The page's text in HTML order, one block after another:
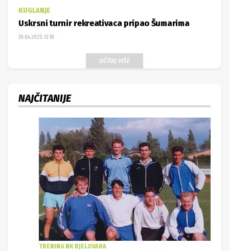
KUGLANJE
Uskrsni turnir rekreativaca pripao Šumarima
30.04.2025. 12:18
UČITAJ VIŠE
NAJČITANIJE
TRENING NK BJELOVARA